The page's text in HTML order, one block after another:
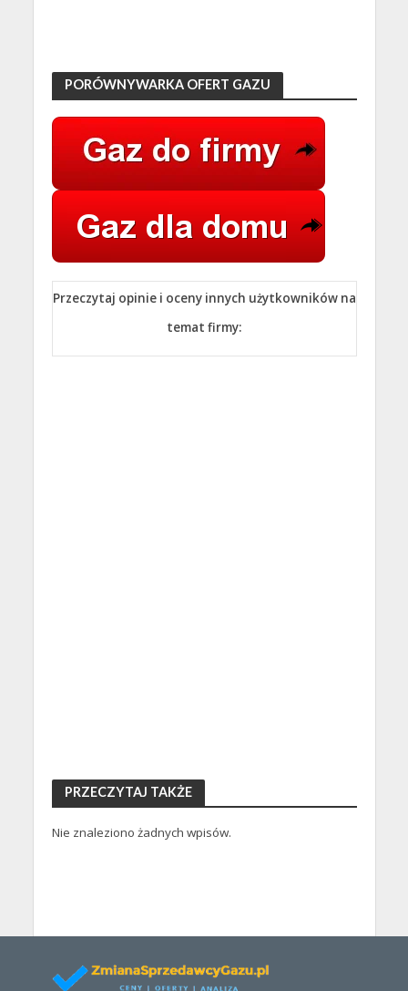
PORÓWNYWARKA OFERT GAZU
Przeczytaj opinie i oceny innych użytkowników na
temat firmy:
PRZECZYTAJ TAKŻE
Nie znaleziono żadnych wpisów.